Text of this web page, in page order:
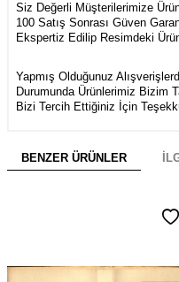
Siz Değerli Müşterilerimize
100 Satış Sonrası Güven
Ekspertiz Edilip Resimdeki
Yapmış Olduğunuz
Durumunda Ürünlerimiz Bizim
Bizi Tercih Ettiğiniz İçin
BENZER ÜRÜNLER